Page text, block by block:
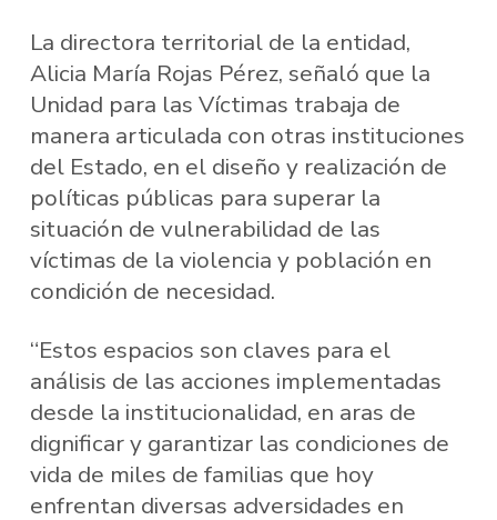
La directora territorial de la entidad,
Alicia María Rojas Pérez, señaló que la
Unidad para las Víctimas trabaja de
manera articulada con otras instituciones
del Estado, en el diseño y realización de
políticas públicas para superar la
situación de vulnerabilidad de las
víctimas de la violencia y población en
condición de necesidad.
“Estos espacios son claves para el
análisis de las acciones implementadas
desde la institucionalidad, en aras de
dignificar y garantizar las condiciones de
vida de miles de familias que hoy
enfrentan diversas adversidades en